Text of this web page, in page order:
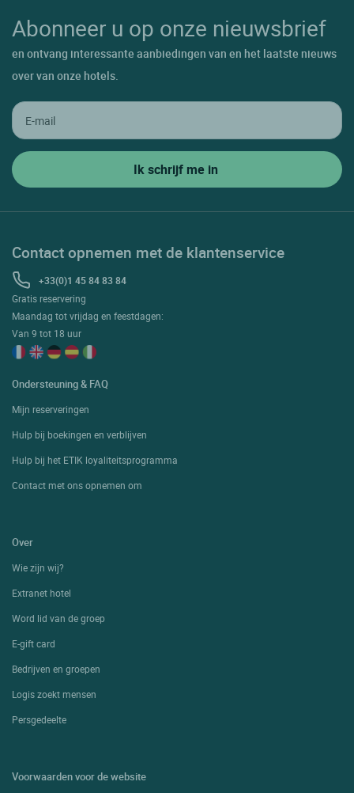
Abonneer u op onze nieuwsbrief
en ontvang interessante aanbiedingen van en het laatste nieuws
over van onze hotels.
Contact opnemen met de klantenservice
+33(0)1 45 84 83 84
Gratis reservering
Maandag tot vrijdag en feestdagen:
Van 9 tot 18 uur
Ondersteuning & FAQ
Mijn reserveringen
Hulp bij boekingen en verblijven
Hulp bij het ETIK loyaliteitsprogramma
Contact met ons opnemen om
Over
Wie zijn wij?
Extranet hotel
Word lid van de groep
E-gift card
Bedrijven en groepen
Logis zoekt mensen
Persgedeelte
Voorwaarden voor de website